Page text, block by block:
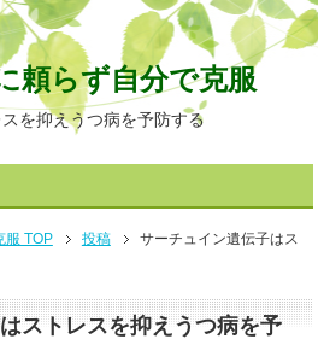
頼らず自分で克服
を抑えうつ病を予防する
服 TOP 投稿
サーチュイン遺伝子はス
ストレスを抑えうつ病を予